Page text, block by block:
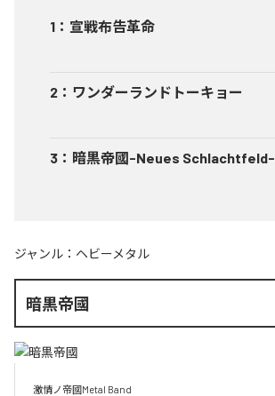
1 ： 宣戦布告革命
2 ： ワンダーランドトーキョー
3 ： 暗黒帝國-Neues Schlachtfeld-
ジャンル： ヘビーメタル
暗黒帝國
激情ノ帝國Metal Band